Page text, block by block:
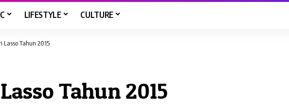
LIFESTYLE CULTURE
Lasso Tahun 2015
Tahun 2015